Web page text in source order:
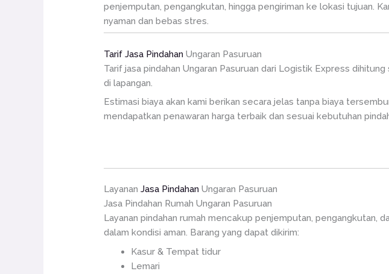
penjemputan, pengangkutan, hingga pengiriman ke lokasi tujuan.
nyaman dan bebas stres.
Tarif Jasa Pindahan Ungaran Pasuruan
Tarif jasa pindahan Ungaran Pasuruan dari Logistik Express
di lapangan.
Estimasi biaya akan kami berikan secara jelas tanpa biaya
mendapatkan penawaran harga terbaik dan sesuai kebutuhan
LayananJasa Pindahan Ungaran Pasuruan
Jasa Pindahan Rumah Ungaran Pasuruan
Layanan pindahan rumah mencakup penjemputan, pengangkutan,
dalam kondisi aman. Barang yang dapat dikirim:
Kasur & Tempat tidur
Lemari